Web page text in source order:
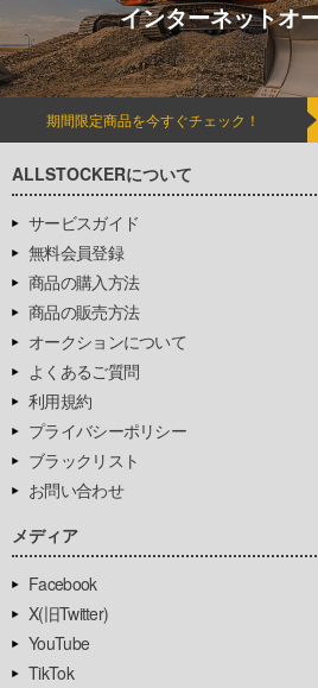
インターネットオ
期間限定商品を今すぐチェック！
ALLSTOCKERについて
サービスガイド
無料会員登録
商品の購入方法
商品の販売方法
オークションについて
よくあるご質問
利用規約
プライバシーポリシー
ブラックリスト
お問い合わせ
メディア
Facebook
X(旧Twitter)
YouTube
TikTok